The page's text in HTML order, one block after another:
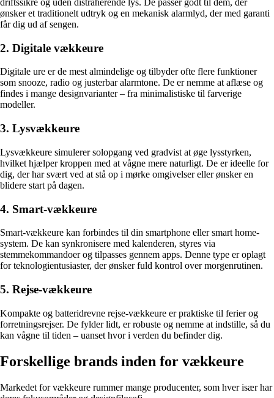
driftssikre og uden distraherende lys. De passer godt til dem, der
ønsker et traditionelt udtryk og en mekanisk alarmlyd, der med garanti
får dig ud af sengen.
2. Digitale vækkeure
Digitale ure er de mest almindelige og tilbyder ofte flere funktioner
som snooze, radio og justerbar alarmtone. De er nemme at aflæse og
findes i mange designvarianter – fra minimalistiske til farverige
modeller.
3. Lysvækkeure
Lysvækkeure simulerer solopgang ved gradvist at øge lysstyrken,
hvilket hjælper kroppen med at vågne mere naturligt. De er ideelle for
dig, der har svært ved at stå op i mørke omgivelser eller ønsker en
blidere start på dagen.
4. Smart-vækkeure
Smart-vækkeure kan forbindes til din smartphone eller smart home-
system. De kan synkronisere med kalenderen, styres via
stemmekommandoer og tilpasses gennem apps. Denne type er oplagt
for teknologientusiaster, der ønsker fuld kontrol over morgenrutinen.
5. Rejse-vækkeure
Kompakte og batteridrevne rejse-vækkeure er praktiske til ferier og
forretningsrejser. De fylder lidt, er robuste og nemme at indstille, så du
kan vågne til tiden – uanset hvor i verden du befinder dig.
Forskellige brands inden for vækkeure
Markedet for vækkeure rummer mange producenter, som hver især har